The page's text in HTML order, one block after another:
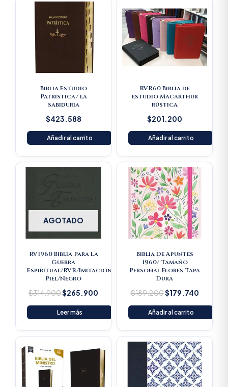
Biblia Estudio
Patristica/ la
sabiduria
$423.588
Añadir al carrito
RVR60 Biblia de
estudio Macarthur
rústica
$201.200
Añadir al carrito
AGOTADO
RV1960 Biblia Para La
Guerra
Espiritual/RVR/Imitacion
Piel/Negro
$314.900
Original
$314.900.
$265.900
Current
$265.900.
Leer más
Biblia De Apuntes
1960/ Tamaño
Personal Flores Tapa
Dura
$189.200
Original
price
was:
$189.200.
$179.740
Current
price
Añadir al carrito
price
was:
$193.500.
Current
price
is:
$183.825.